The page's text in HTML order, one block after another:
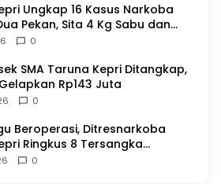
Ungkap 16 Kasus Narkoba
Pekan, Sita 4 Kg Sabu dan
Etomidate
0
SMA Taruna Kepri Ditangkap,
Rp143 Juta
0
Beroperasi, Ditresnarkoba
Ringkus 8 Tersangka
0